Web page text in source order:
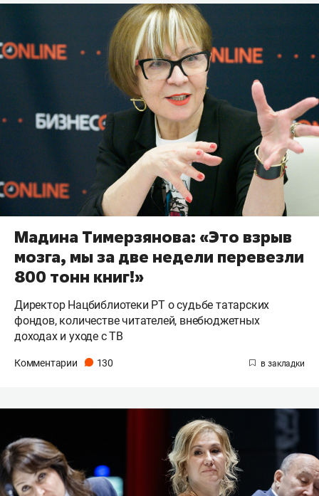
Мадина Тимерзянова: «Это взрыв
мозга, мы за две недели перевезли
800 тонн книг!»
Директор Нацбиблиотеки РТ о судьбе татарских
фондов, количестве читателей, внебюджетных
доходах и уходе с ТВ
Комментарии 130